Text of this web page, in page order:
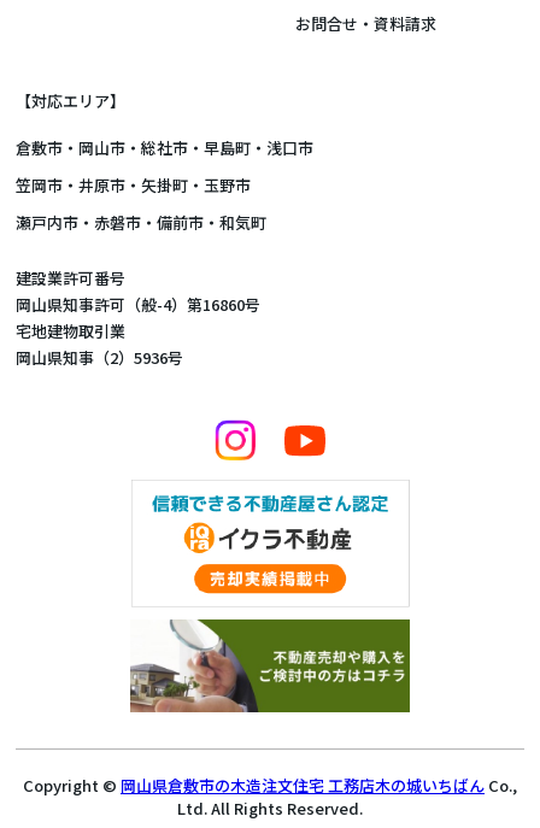
お問合せ・資料請求
【対応エリア】
倉敷市 ・ 岡山市 ・総社市・早島町・浅口市
笠岡市・井原市・矢掛町・玉野市
瀬戸内市・赤磐市・備前市・和気町
建設業許可番号
岡山県知事許可（般-4）第16860号
宅地建物取引業
岡山県知事（2）5936号
Copyright © 岡山県倉敷市の木造注文住宅 工務店木の城いちばん Co.,
Ltd. All Rights Reserved.